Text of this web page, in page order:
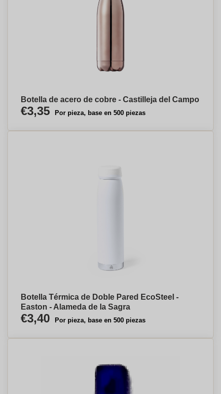
Botella de acero de cobre - Castilleja del Campo
€3,35 Por pieza, base en 500 piezas
Botella Térmica de Doble Pared EcoSteel -
Easton - Alameda de la Sagra
€3,40 Por pieza, base en 500 piezas